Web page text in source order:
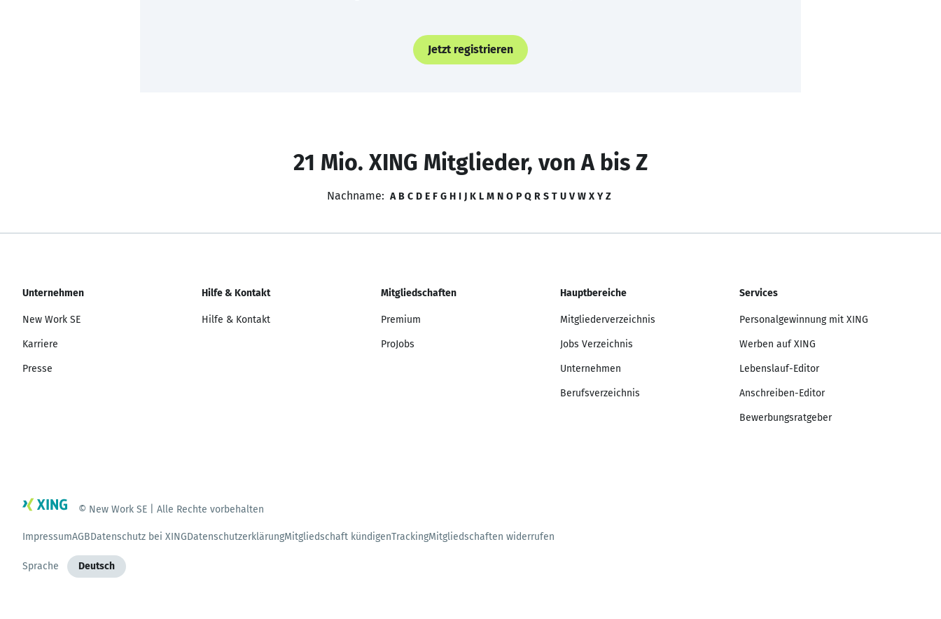
Jetzt registrieren
21 Mio. XING Mitglieder, von A bis Z
Nachname: A B C D E F G H I J K L M N O P Q R S T U V W X Y Z
Unternehmen
New Work SE
Karriere
Presse
Hilfe & Kontakt
Hilfe & Kontakt
Mitgliedschaften
Premium
ProJobs
Hauptbereiche
Mitgliederverzeichnis
Jobs Verzeichnis
Unternehmen
Berufsverzeichnis
Services
Personalgewinnung mit XING
Werben auf XING
Lebenslauf-Editor
Anschreiben-Editor
Bewerbungsratgeber
© New Work SE | Alle Rechte vorbehalten
ImpressumAGBDatenschutz bei XINGDatenschutzerklärungMitgliedschaft kündigenTrackingMitgliedschaften widerrufen
Sprache Deutsch